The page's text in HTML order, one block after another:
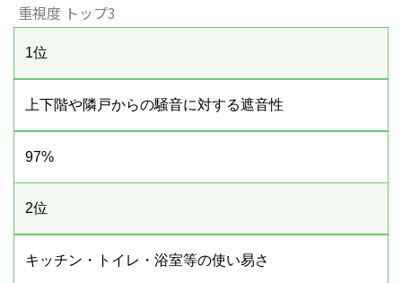
重視度 トップ3
1位
上下階や隣戸からの騒音に対する遮音性
97%
2位
キッチン・トイレ・浴室等の使い易さ